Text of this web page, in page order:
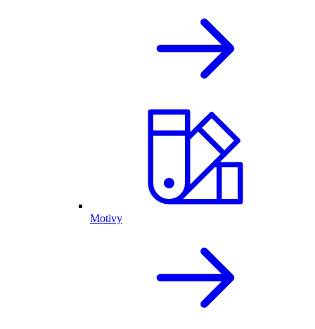
Motivy